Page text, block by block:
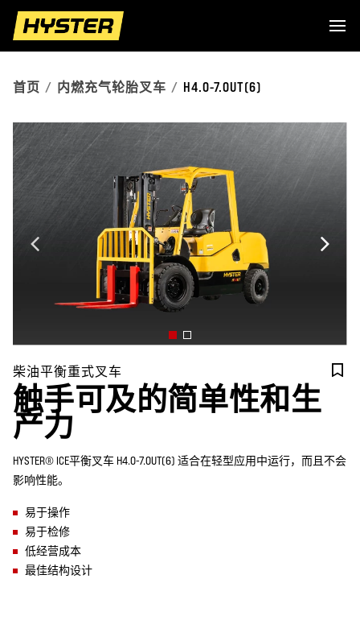
首页 内燃充气轮胎叉车 H4.0-7.0UT(6)
柴油平衡重式叉车
触手可及的简单性和生
产力
HYSTER® ICE平衡叉车 H4.0-7.0UT(6) 适合在轻型应用中运行，而且不会
影响性能。
易于操作
易于检修
低经营成本
最佳结构设计